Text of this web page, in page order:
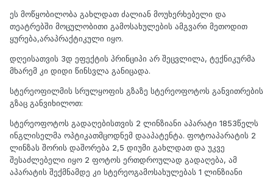
ეს მოწყობილობა გახლდათ ძალიან მოუხერხებელი და
თეატრებში მოცულობითი გამოსახულების ამგვარი მეთოდით
ყურება,არაპრაქტიკული იყო.
დღეისათვის 3დ ეფექტის პრინციპი არ შეცვლილა, ტექნიკურმა
მხარემ კი დიდი წინსვლა განიცადა.
სტერეოფილმის სრულყოფის გზაზე სტერეოფოტოს განვითრების
გზაც განვიხილოთ:
სტერეოფოტოს გადაღებისთვის 2 ლინზიანი აპარატი 1853წელს
ინგლისელმა ოპტიკათმცოდნემ დააპატენტა. ფოტოაპარატის 2
ლინზას შორის დაშორება 2,5 დიუმი გახლდათ და უკვე
შესაძლებელი იყო 2 ფოტოს ერთდროულად გადაღება, ამ
აპარატის შექმნამდე კი სტერეოგამოსახულებას 1 ლინზიანი